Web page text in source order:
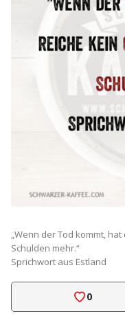
„Wenn der Tod kommt,
Schulden mehr.“
Sprichwort aus Estland
0